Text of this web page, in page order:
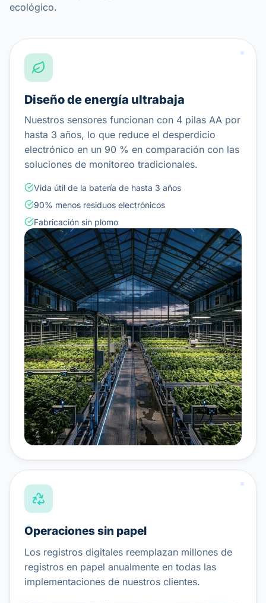
ecológico.
Diseño de energía ultrabaja
Nuestros sensores funcionan con 4 pilas AA por
hasta 3 años, lo que reduce el desperdicio
electrónico en un 90 % en comparación con las
soluciones de monitoreo tradicionales.
Vida útil de la batería de hasta 3 años
90% menos residuos electrónicos
Fabricación sin plomo
Operaciones sin papel
Los registros digitales reemplazan millones de
registros en papel anualmente en todas las
implementaciones de nuestros clientes.